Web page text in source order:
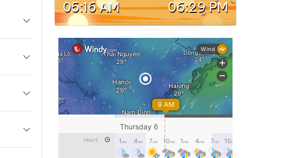
05:16 AM 06:29 PM